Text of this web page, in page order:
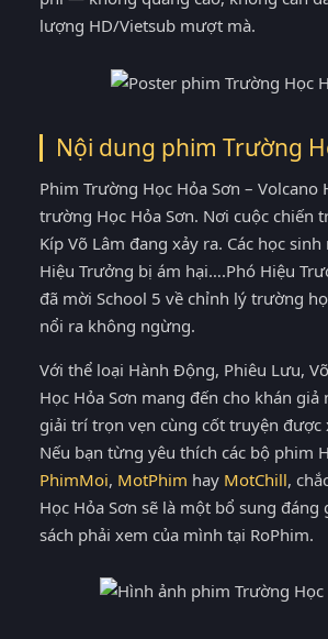
lượng HD/Vietsub mượt mà.
Nội dung phim Trường
Phim Trường Học Hỏa Sơn – Volcano
trường Học Hỏa Sơn. Nơi cuộc chiến
Kíp Võ Lâm đang xảy ra. Các học
Hiệu Trưởng bị ám hại….Phó Hiệu
đã mời School 5 về chỉnh lý trường
nổi ra không ngừng.
Với thể loại Hành Động, Phiêu Lưu,
Học Hỏa Sơn mang đến cho khán
giải trí trọn vẹn cùng cốt truyện được
Nếu bạn từng yêu thích các bộ phim
PhimMoi, MotPhim hay MotChill,
Học Hỏa Sơn sẽ là một bổ sung đáng
sách phải xem của mình tại RoPhim.